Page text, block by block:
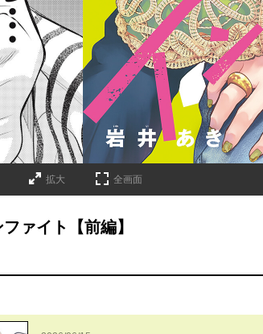
拡大 全画面
ァイト【前編】